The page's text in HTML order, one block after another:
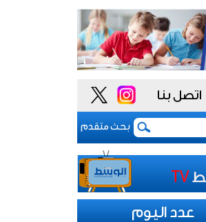
اتصل بنا
بحث متقدم
السعودية أدوات أكثر مرونة
عدد اليوم